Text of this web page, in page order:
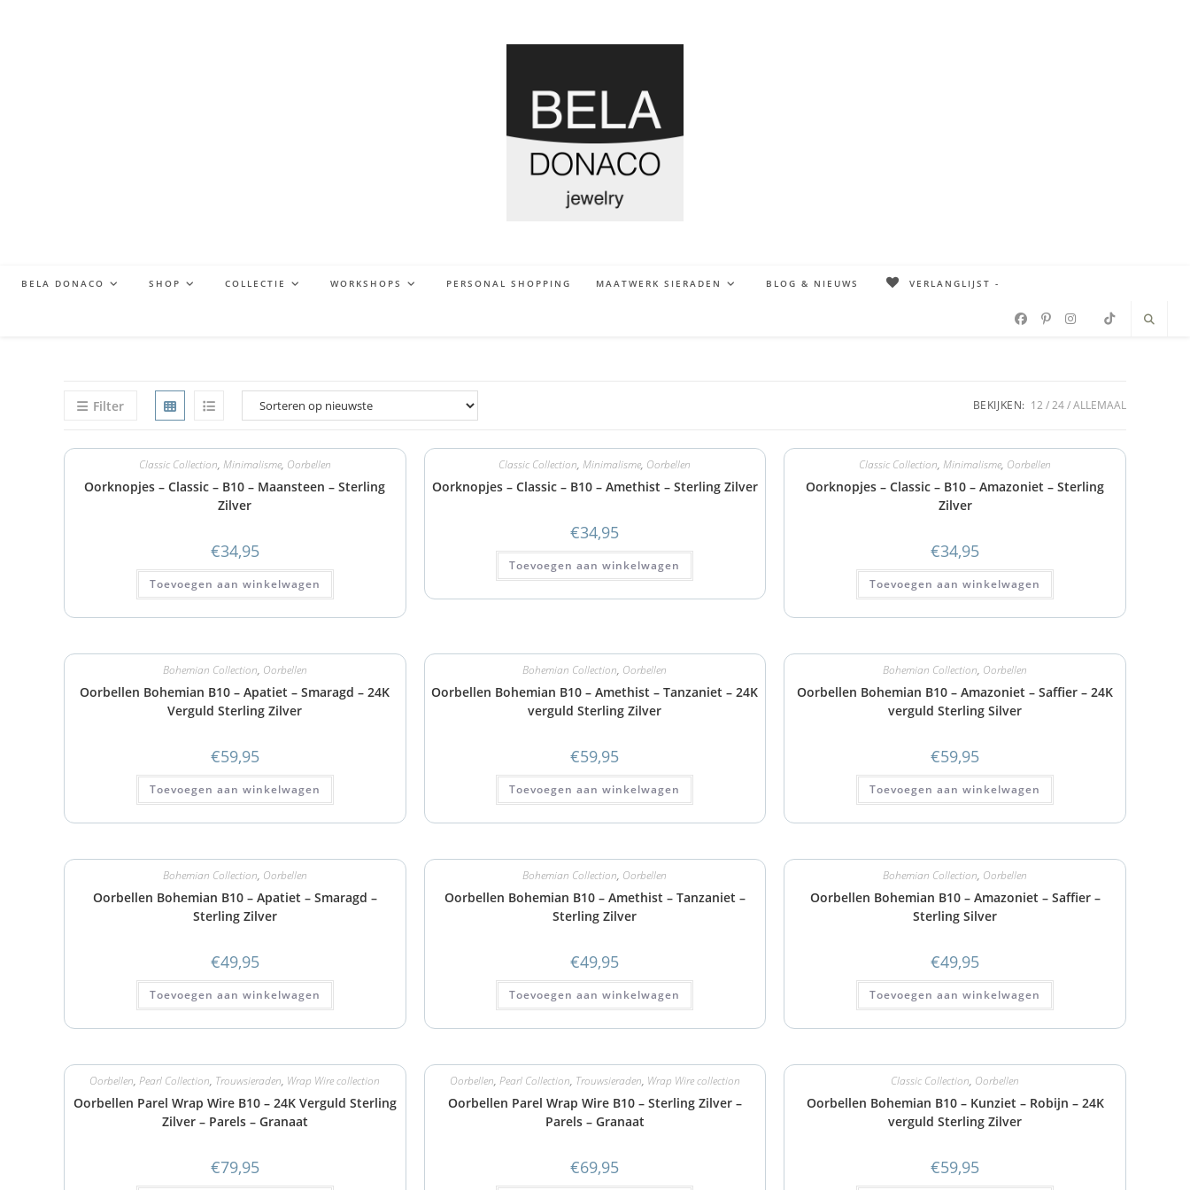
BELA DONACO SHOP COLLECTIE WORKSHOPS PERSONAL SHOPPING MAATWERK SIERADEN BLOG & NIEUWS VERLANGLIJST -
Filter BEKIJKEN: 12 24 ALLEMAAL
Classic Collection, Minimalisme, Oorbellen
Oorknopjes – Classic – B10 – Maansteen – Sterling
Zilver
€34,95
Toevoegen aan winkelwagen
Classic Collection,Minimalisme, Oorbellen
Oorknopjes – Classic – B10 – Amethist – Sterling Zilver
€34,95
Toevoegen aan winkelwagen
Classic Collection,Minimalisme, Oorbellen
Oorknopjes – Classic – B10 – Amazoniet – Sterling
Zilver
€34,95
Toevoegen aan winkelwagen
Bohemian Collection, Oorbellen
Oorbellen Bohemian B10 – Apatiet – Smaragd – 24K
Verguld Sterling Zilver
€59,95
Toevoegen aan winkelwagen
Bohemian Collection, Oorbellen
Oorbellen Bohemian B10 – Amethist – Tanzaniet – 24K
verguld Sterling Zilver
€59,95
Toevoegen aan winkelwagen
Bohemian Collection, Oorbellen
Oorbellen Bohemian B10 – Amazoniet – Saffier – 24K
verguld Sterling Silver
€59,95
Toevoegen aan winkelwagen
Bohemian Collection, Oorbellen
Oorbellen Bohemian B10 – Apatiet – Smaragd –
Sterling Zilver
€49,95
Toevoegen aan winkelwagen
Bohemian Collection, Oorbellen
Oorbellen Bohemian B10 – Amethist – Tanzaniet –
Sterling Zilver
€49,95
Toevoegen aan winkelwagen
Bohemian Collection, Oorbellen
Oorbellen Bohemian B10 – Amazoniet – Saffier –
Sterling Silver
€49,95
Toevoegen aan winkelwagen
Oorbellen,Pearl Collection, Trouwsieraden, Wrap Wire collection
Oorbellen Parel Wrap Wire B10 – 24K Verguld Sterling
Zilver – Parels – Granaat
€79,95
Oorbellen, Pearl Collection, Trouwsieraden, Wrap Wire collection
Oorbellen Parel Wrap Wire B10 – Sterling Zilver –
Parels – Granaat
€69,95
Classic Collection, Oorbellen
Oorbellen Bohemian B10 – Kunziet – Robijn – 24K
verguld Sterling Zilver
€59,95